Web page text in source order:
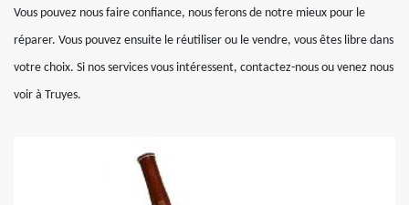
Vous pouvez nous faire confiance, nous ferons de notre mieux pour le
réparer. Vous pouvez ensuite le réutiliser ou le vendre, vous êtes libre dans
votre choix. Si nos services vous intéressent, contactez-nous ou venez nous
voir à Truyes.